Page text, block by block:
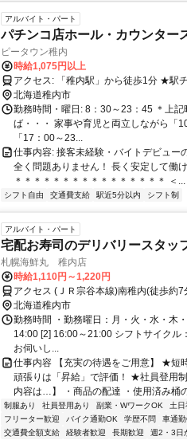
アルバイト・パート
パチンコ店ホール・カウンター
ピータウン稚内
時給1,075円以上
アクセス: 「
北海道稚内市
勤務時間・曜日: 8：30～23：45 ＊上
ば・・・ 家事や育児と両立しながら「
「17：00～23...
仕事内容: 接客未経験・バイトデビュー
全く問題ありません！ 長く安定して働
＊＊＊＊＊＊＊＊＊＊＊＊＊＊＊＊ ＜...
シフト自由 交通費支給 駅近5分以内 シフト制
アルバイト・パート
宅配お寿司のデリバリースタッ
札幌海鮮丸 稚内店
時給1,110円～1,220円
アクセス (ＪＲ宗谷本線)南稚内(徒歩約
北海道稚内市
勤務時間 ・勤務曜日：月・火・水・木
14:00 [2] 16:00～21:00 シフトサイクル
お伺いし...
仕事内容 【充実の待遇をご用意】 ★
頑張りは「昇給」で評価！ ★社員登用
内容は…】 ・商品の配達 ・使用済み桶
制服あり 社員登用あり 副業・WワークOK 土
フリーター歓迎
バイク通勤OK 学歴不問 車通
交通費全額支給
経験者歓迎 長期歓迎 週2・3日